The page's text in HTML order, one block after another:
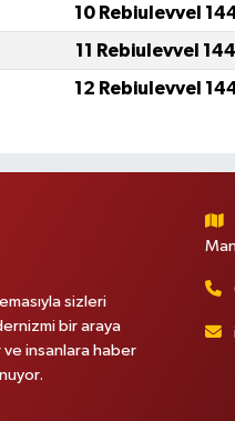
10 Rebiulevvel
11 Rebiulevvel
12 Rebiulevvel
sizleri
bir araya
ve insanlara haber